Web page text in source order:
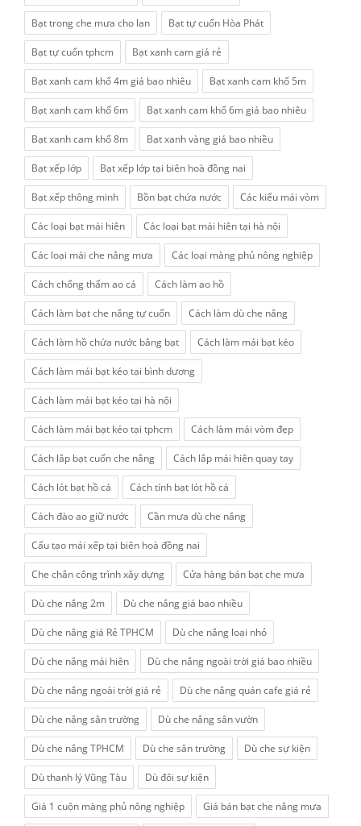
Bạt trong che mưa cho lan Bạt tự cuốn Hòa Phát
Bạt tự cuốn tphcm Bạt xanh cam giá rẻ
Bạt xanh cam khổ 4m giá bao nhiêu Bạt xanh cam khổ 5m
Bạt xanh cam khổ 6m Bạt xanh cam khổ 6m giá bao nhiêu
Bạt xanh cam khổ 8m Bạt xanh vàng giá bao nhiều
Bạt xếp lớp Bạt xếp lớp tại biên hoà đồng nai
Bạt xếp thông minh Bồn bạt chứa nước Các kiểu mái vòm
Các loại bạt mái hiên Các loại bạt mái hiên tại hà nội
Các loại mái che nắng mưa Các loại màng phủ nông nghiệp
Cách chống thấm ao cá Cách làm ao hồ
Cách làm bạt che nắng tự cuốn Cách làm dù che nắng
Cách làm hồ chứa nước bằng bạt Cách làm mái bạt kéo
Cách làm mái bạt kéo tại bình dương
Cách làm mái bạt kéo tại hà nội
Cách làm mái bạt kéo tại tphcm Cách làm mái vòm đẹp
Cách lắp bạt cuốn che nắng Cách lắp mái hiên quay tay
Cách lót bạt hồ cá Cách tính bạt lót hồ cá
Cách đào ao giữ nước Cần mưa dù che nắng
Cấu tạo mái xếp tại biên hoà đồng nai
Che chắn công trình xây dựng Cửa hàng bán bạt che mưa
Dù che nắng 2m Dù che nắng giá bao nhiều
Dù che nắng giá Rẻ TPHCM Dù che nắng loại nhỏ
Dù che nắng mái hiên Dù che nắng ngoài trời giá bao nhiều
Dù che nắng ngoài trời giá rẻ Dù che nắng quán cafe giá rẻ
Dù che nắng sân trường Dù che nắng sân vườn
Dù che nắng TPHCM Dù che sân trường Dù che sự kiện
Dù thanh lý Vũng Tàu Dù đôi sự kiện
Giá 1 cuộn màng phủ nông nghiệp Giá bán bạt che nắng mưa